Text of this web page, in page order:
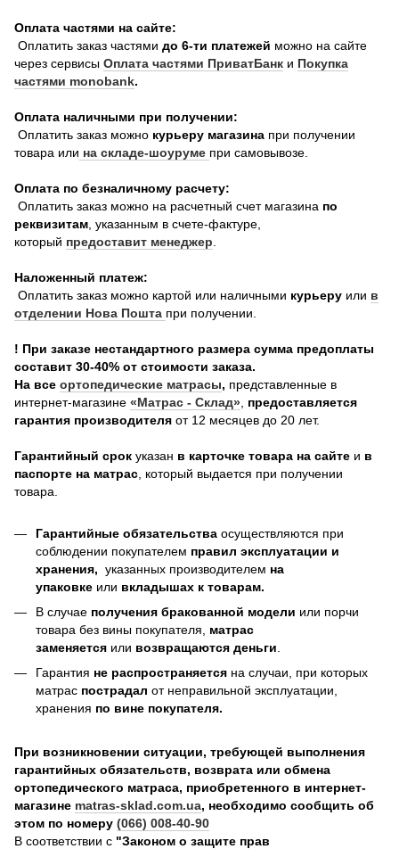
Оплата частями на сайте:
Оплатить заказ частями до 6-ти платежей можно на сайте
через сервисы Оплата частями ПриватБанк и Покупка
частями monobank.
Оплата наличными при получении:
Оплатить заказ можно курьеру магазина при получении
товара или на складе-шоуруме при самовывозе.
Оплата по безналичному расчету:
Оплатить заказ можно на расчетный счет магазина по
реквизитам , указанным в счете-фактуре,
который предоставит менеджер
Наложенный платеж:
Оплатить заказ можно картой или наличными курьеру или в
отделении Нова Пошта при получении.
! При заказе нестандартного размера сумма предоплаты
составит 30-40% от стоимости заказа.
На все ортопедические матрасы, представленные в
интернет-магазине «Матрас - Склад» предоставляется
гарантия производителя от 12 месяцев до 20 лет.
Гарантийный срок указан в карточке товара на сайте и в
паспорте на матрас , который выдается при получении
товара.
Гарантийные обязательства осуществляются при
соблюдении покупателем правил эксплуатации и
хранения, указанных производителем на
упаковке или вкладышах к товарам.
В случае получения бракованной модели или порчи
товара без вины покупателя, матрас
заменяется или возвращаются деньги
Гарантия не распространяется на случаи, при которых
матрас пострадал от неправильной эксплуатации,
хранения по вине покупателя.
При возникновении ситуации, требующей выполнения
гарантийных обязательств, возврата или обмена
ортопедического матраса, приобретенного в интернет-
магазине matras-sklad.com.ua, необходимо сообщить об
этом по номеру (066) 008-40-90
В соответствии с "Законом о защите прав